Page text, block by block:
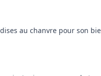
au chanvre pour son